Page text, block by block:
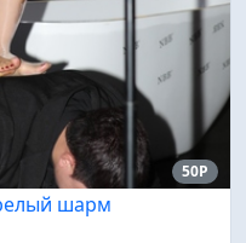
50P
шарм